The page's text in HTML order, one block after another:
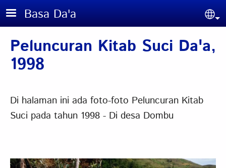
Skip to main content
Basa Da'a
Peluncuran Kitab Suci Da'a,
1998
Di halaman ini ada foto-foto Peluncuran Kitab
Suci pada tahun 1998 - Di desa Dombu